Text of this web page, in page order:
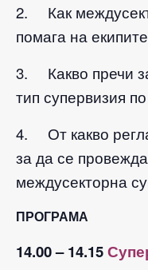
2. Как
помага на
3. Какво пречи
тип супервизия
4. От какво
за да се
междусекторна
ПРОГРАМА
14.00 – 14.15